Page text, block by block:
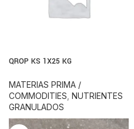
QROP KS 1X25 KG
MATERIAS PRIMA /
COMMODITIES, NUTRIENTES
GRANULADOS